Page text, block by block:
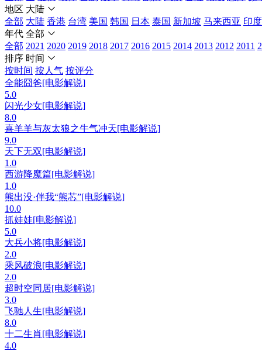
地区 大陆
全部 大陆 香港 台湾 美国 韩国 日本 泰国 新加坡 马来西亚 印度
年代 全部
全部 2021 2020 2019 2018 2017 2016 2015 2014 2013 2012 2011
排序 时间
按时间 按人气 按评分
全能囧爸[电影解说]
5.0
闪光少女[电影解说]
8.0
喜羊羊与灰太狼之牛气冲天[电影解说]
9.0
天下无双[电影解说]
1.0
西游降魔篇[电影解说]
1.0
熊出没·伴我“熊芯”[电影解说]
10.0
抓娃娃[电影解说]
5.0
大兵小将[电影解说]
2.0
乘风破浪[电影解说]
2.0
超时空同居[电影解说]
3.0
飞驰人生[电影解说]
8.0
十二生肖[电影解说]
4.0